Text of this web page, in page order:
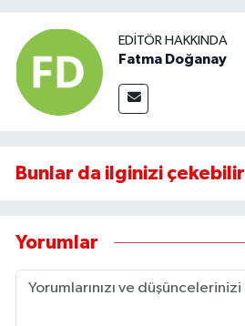
EDITÖR HAKKINDA
Fatma Doğanay
Bunlar da ilginizi çekebilir
Yorumlar